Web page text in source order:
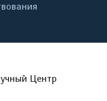
Центр